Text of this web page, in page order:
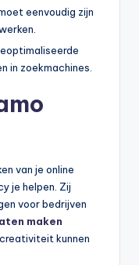
eenvoudig zijn
in zoekmachines.
van je online
je helpen. Zij
voor bedrijven
maken
kunnen